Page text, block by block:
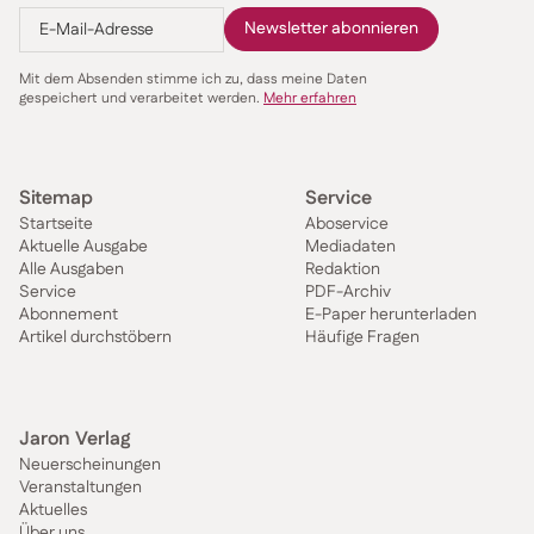
aktuellen Printausgabe
Mit dem Absenden stimme ich zu, dass meine Daten
gespeichert und verarbeitet werden. Mehr erfahren
Sitemap
Startseite
Aktuelle Ausgabe
Alle Ausgaben
Service
Abonnement
Artikel durchstöbern
Service
Aboservice
Mediadaten
Redaktion
PDF-Archiv
E-Paper herunterladen
Häufige Fragen
Jaron Verlag
Neuerscheinungen
Veranstaltungen
Aktuelles